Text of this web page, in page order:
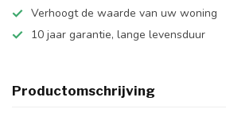
Verhoogt de waarde van uw woning
10 jaar garantie, lange levensduur
Productomschrijving